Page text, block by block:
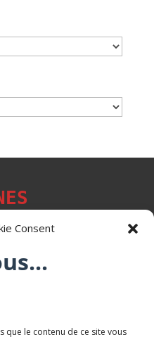
Consent
que le contenu de ce site vous
Saint-Martin